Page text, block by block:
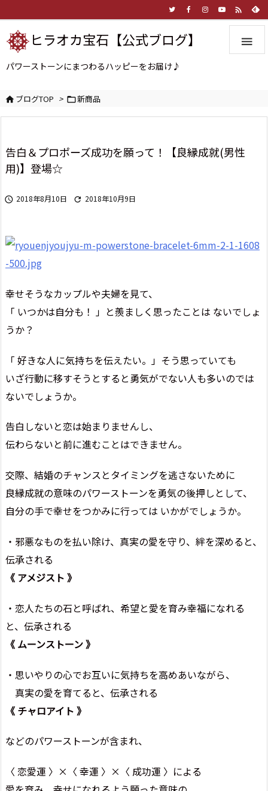


ヒラオカ宝石【公式ブログ】
パワーストーンにまつわるハッピーをお届け♪
ブログTOP > 新商品
告白＆プロポーズ成功を願って！【良縁成就(男性
用)】登場☆
 2018年8月10日  2018年10月9日
幸せそうなカップルや夫婦を見て、
「 いつかは自分も！ 」と羨ましく思ったことは ないでしょ
うか？
「 好きな人に気持ちを伝えたい。」そう思っていても
いざ行動に移すそうとすると勇気がでない人も多いのでは
ないでしょうか。
告白しないと恋は始まりませんし、
伝わらないと前に進むことはできません。
交際、結婚のチャンスとタイミングを逃さないために
良縁成就の意味のパワーストーンを勇気の後押しとして、
自分の手で幸せをつかみに行っては いかがでしょうか。
・邪悪なものを払い除け、真実の愛を守り、絆を深めると、
伝承される
《 アメジスト 》
・恋人たちの石と呼ばれ、希望と愛を育み幸福になれる
と、伝承される
《 ムーンストーン 》
・思いやりの心でお互いに気持ちを高めあいながら、
真実の愛を育てると、伝承される
《 チャロアイト 》
などのパワーストーンが含まれ、
〈 恋愛運 〉×〈 幸運 〉×〈 成功運 〉による